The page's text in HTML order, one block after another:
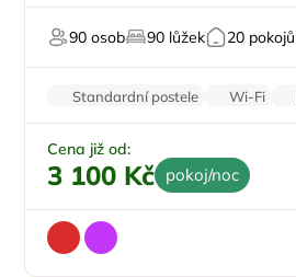
Pro svatby a oslavy
90 osob
90 lůžek 20 pokojů
Standardní postele Wi-Fi
Klimatizace
Kamerový systém
Cena již od:
3 100 Kč pokoj/noc